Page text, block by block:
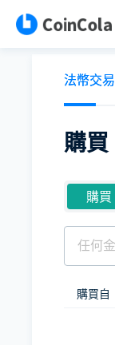
法幣交易
購買
購買
購買自